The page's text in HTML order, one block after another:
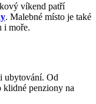
víkend patří
. Malebné místo je také
i moře.
ubytování. Od
klidné penziony na